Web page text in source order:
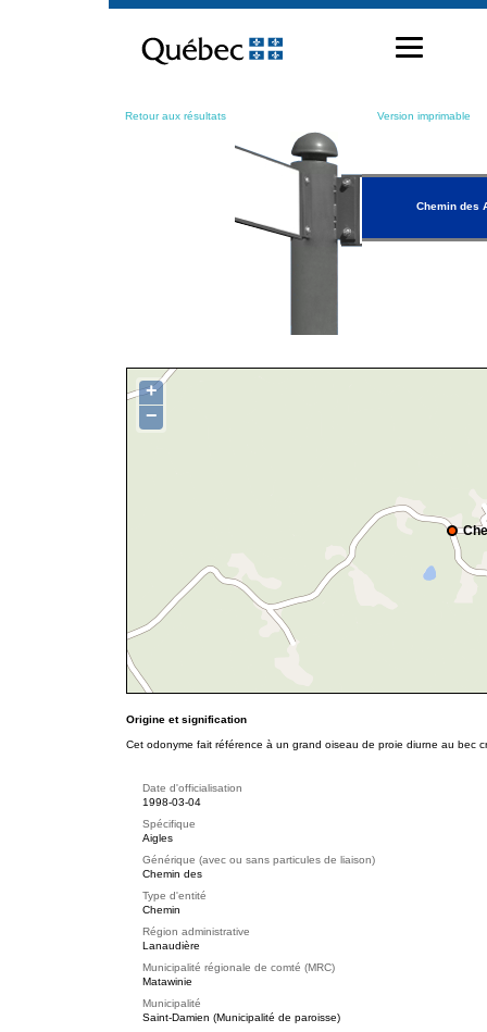
contenu
Retour aux résultats Version imprimable
Chemin des
+
−
Origine et signification
Cet odonyme fait référence à un grand oiseau de proie diurne au bec
Date d'officialisation
1998-03-04
Spécifique
Aigles
Générique (avec ou sans particules de liaison)
Chemin des
Type d'entité
Chemin
Région administrative
Lanaudière
Municipalité régionale de comté (MRC)
Matawinie
Municipalité
Saint-Damien (Municipalité de paroisse)